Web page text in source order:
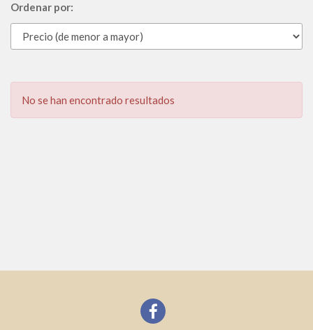
Ordenar por:
No se han encontrado resultados